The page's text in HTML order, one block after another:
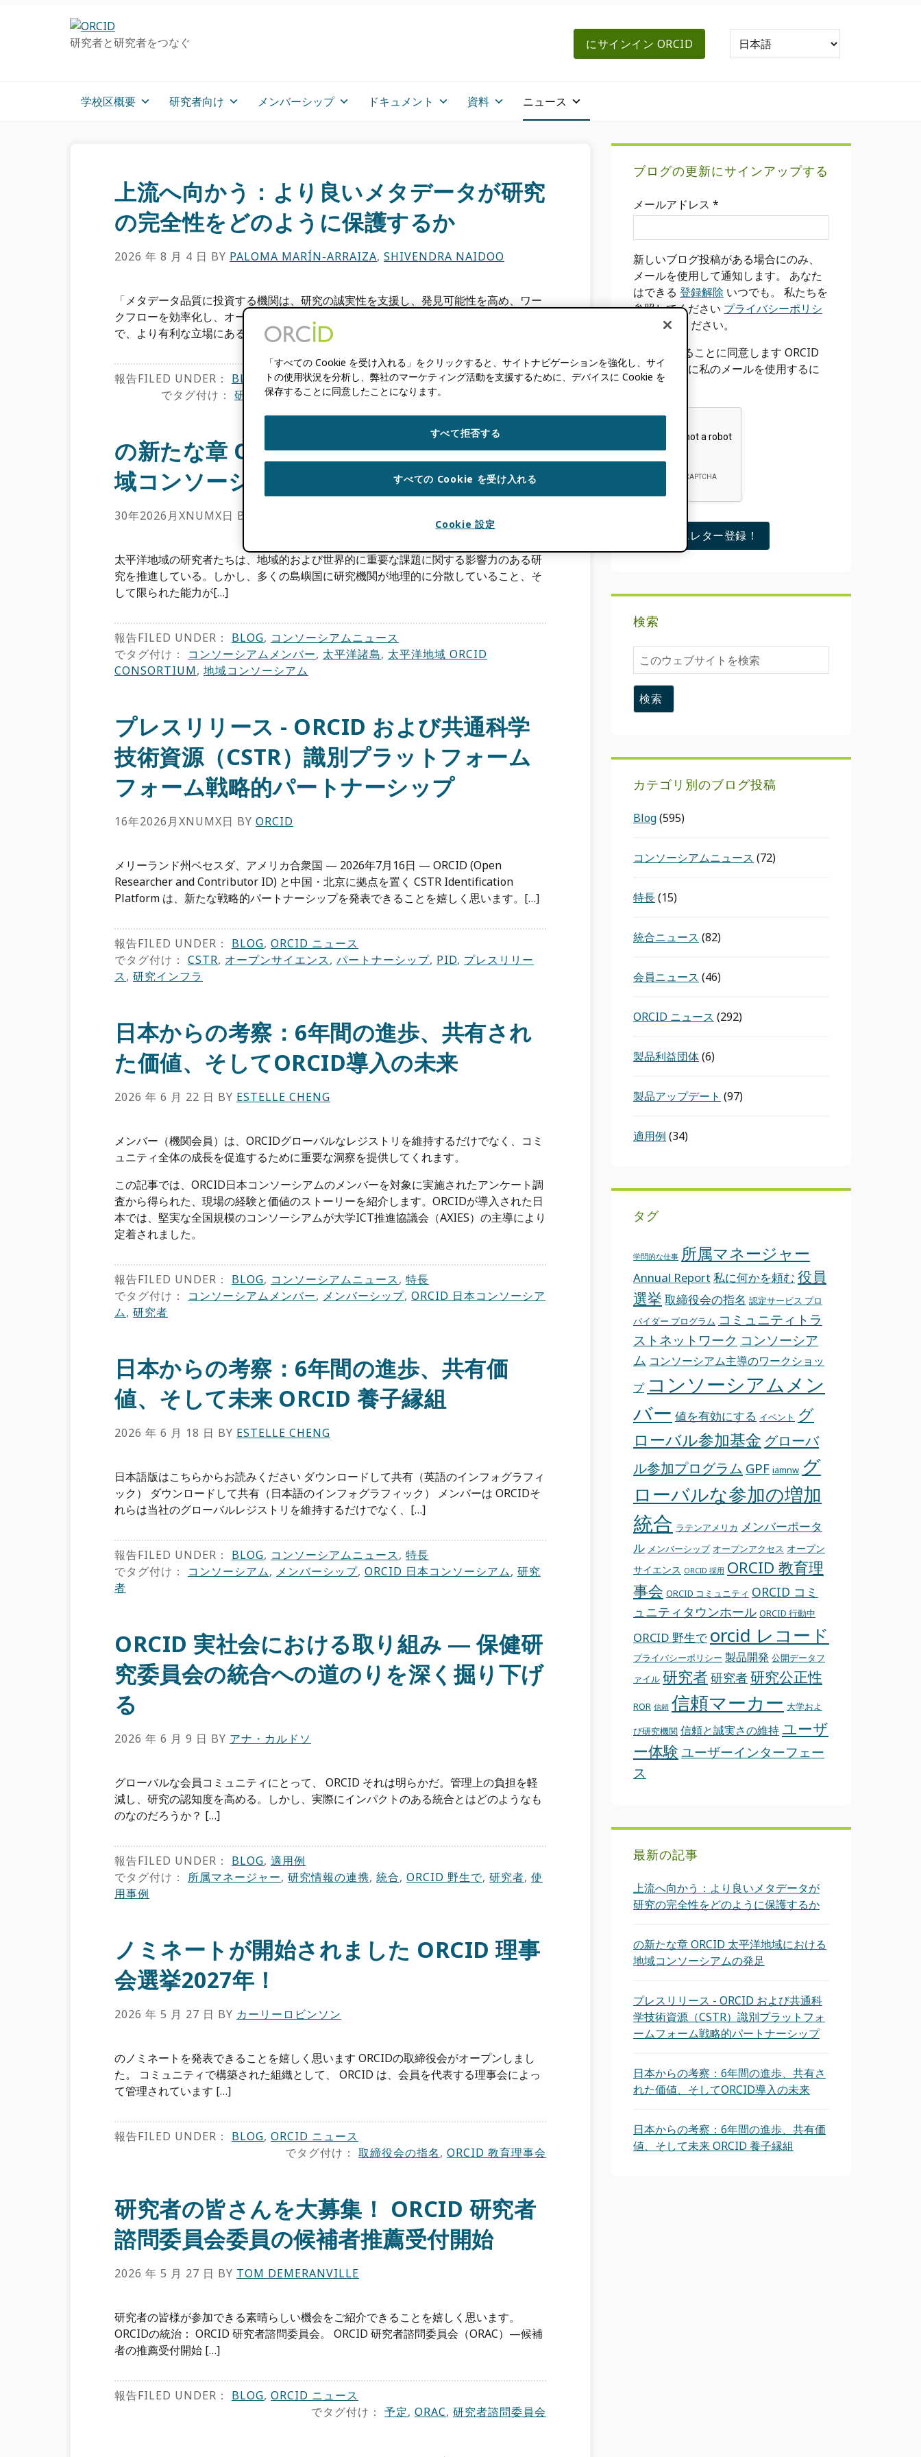
研究者と研究者をつなぐ にサインイン ORCID
学校区概要 研究者向け メンバーシップ ドキュメント 資料 ニュース
上流へ向かう：より良いメタデータが研究
の完全性をどのように保護するか
2026 年 8 月 4 日 BY PALOMA MARÍN-ARRAIZA, SHIVENDRA NAIDOO
「メタデータ品質に投資する機関は、研究の誠実性を支援し、発見可能性を高め、ワー
クフローを効率化し、オープンな学術コミュニケーションにおける役割を強化する上
で、より有利な立場にある。」 – イヴォンヌ・カンフェンス、研究の誠実性：[…]
報告FILED UNDER： BLOG ,特長,適用例
でタグ付け： 研究公正性,学術出版社,信頼マーカー,
の新たな章 ORCID 太平洋地域における地
域コンソーシアムの発足
30年2026月XNUMX日 BY
太平洋地域の研究者たちは、地域的および世界的に重要な課題に関する影響力のある研
究を推進している。しかし、多くの島嶼国に研究機関が地理的に分散していること、そ
して限られた能力が[…]
報告FILED UNDER： BLOG, コンソーシアムニュース
でタグ付け： コンソーシアムメンバー, 太平洋諸島, 太平洋地域 ORCID
CONSORTIUM, 地域コンソーシアム
プレスリリース - ORCID および共通科学
技術資源（CSTR）識別プラットフォーム
フォーム戦略的パートナーシップ
16年2026月XNUMX日 BY ORCID
メリーランド州ベセスダ、アメリカ合衆国 — 2026年7月16日 — ORCID (Open
Researcher and Contributor ID) と中国・北京に拠点を置く CSTR Identification
Platform は、新たな戦略的パートナーシップを発表できることを嬉しく思います。[…]
報告FILED UNDER： BLOG, ORCID ニュース
でタグ付け： CSTR, オープンサイエンス, パートナーシップ, PID, プレスリリー
ス, 研究インフラ
日本からの考察：6年間の進歩、共有され
た価値、そしてORCID導入の未来
2026 年 6 月 22 日 BY ESTELLE CHENG
メンバー（機関会員）は、ORCIDグローバルなレジストリを維持するだけでなく、コミ
ュニティ全体の成長を促進するために重要な洞察を提供してくれます。
この記事では、ORCID日本コンソーシアムのメンバーを対象に実施されたアンケート調
査から得られた、現場の経験と価値のストーリーを紹介します。ORCIDが導入された日
本では、堅実な全国規模のコンソーシアムが大学ICT推進協議会（AXIES）の主導により
定着されました。
報告FILED UNDER： BLOG, コンソーシアムニュース, 特長
でタグ付け： コンソーシアムメンバー, メンバーシップ, ORCID 日本コンソーシア
ム, 研究者
日本からの考察：6年間の進歩、共有価
値、そして未来 ORCID 養子縁組
2026 年 6 月 18 日 BY ESTELLE CHENG
日本語版はこちらからお読みください ダウンロードして共有（英語のインフォグラフィ
ック） ダウンロードして共有（日本語のインフォグラフィック） メンバーは ORCIDそ
れらは当社のグローバルレジストリを維持するだけでなく、[…]
報告FILED UNDER： BLOG, コンソーシアムニュース, 特長
でタグ付け： コンソーシアム, メンバーシップ, ORCID 日本コンソーシアム, 研究
者
ORCID 実社会における取り組み ― 保健研
究委員会の統合への道のりを深く掘り下げ
る
2026 年 6 月 9 日 BY アナ・カルドソ
グローバルな会員コミュニティにとって、 ORCID それは明らかだ。管理上の負担を軽
減し、研究の認知度を高める。しかし、実際にインパクトのある統合とはどのようなも
のなのだろうか？ […]
報告FILED UNDER： BLOG, 適用例
でタグ付け： 所属マネージャー, 研究情報の連携, 統合, ORCID 野生で, 研究者, 使
用事例
ノミネートが開始されました ORCID 理事
会選挙2027年！
2026 年 5 月 27 日 BY カーリーロビンソン
のノミネートを発表できることを嬉しく思います ORCIDの取締役会がオープンしまし
た。 コミュニティで構築された組織として、 ORCID は、会員を代表する理事会によっ
て管理されています […]
報告FILED UNDER： BLOG, ORCID ニュース
でタグ付け： 取締役会の指名, ORCID 教育理事会
研究者の皆さんを大募集！ ORCID 研究者
諮問委員会委員の候補者推薦受付開始
2026 年 5 月 27 日 BY TOM DEMERANVILLE
研究者の皆様が参加できる素晴らしい機会をご紹介できることを嬉しく思います。
ORCIDの統治： ORCID 研究者諮問委員会。 ORCID 研究者諮問委員会（ORAC）—候補
者の推薦受付開始 […]
報告FILED UNDER： BLOG, ORCID ニュース
でタグ付け： 予定, ORAC, 研究者諮問委員会
イ
マ
サ
ド
ブログの更新にサインアップする
メールアドレス *
新しいブログ投稿がある場合にのみ、
メールを使用して通知します。 あなた
はできる 登録解除 いつでも。 私たちを
参照してください プライバシーポリシ
をご覧ください。
許可することに同意します ORCID
上記のように私のメールを使用するに
は
検索
こ
の
ウ
ェ
を
索
カテゴリ別のブログ投稿
Blog(595)
コンソーシアムニュース (72)
特長(15)
統合ニュース (82)
会員ニュース (46)
ORCID ニュース (292)
製品利益団体(6)
製品アップデート (97)
適用例 (34)
タグ
学問的な仕事 所属マネージャー
Annual Report 私に何かを頼む 役員
選挙 取締役会の指名 認定サービス プロ
バイダー プログラム コミュニティトラ
ストネットワーク コンソーシア
ム コンソーシアム主導のワークショッ
プ コンソーシアムメン
バー 値を有効にする イベント グ
ローバル参加基金 グローバ
ル参加プログラム GPF iamnw グ
ローバルな参加の増加
統合 ラテンアメリカ メンバーポータ
ル メンバーシップ オープンアクセス オープン
サイエンス ORCID 採用 ORCID 教育理
事会 ORCID コミュニティ ORCID コミ
ュニティタウンホール ORCID 行動中
ORCID 野生で orcid レコード
プライバシーポリシー 製品開発 公開データフ
ァイル 研究者 研究者研究公正性
ROR 信頼 信頼マーカー 大学およ
び研究機関 信頼と誠実さの維持ユーザ
ー体験ユーザーインターフェー
ス
最新の記事
上流へ向かう：より良いメタデータが
研究の完全性をどのように保護するか
の新たな章 ORCID 太平洋地域における
地域コンソーシアムの発足
プレスリリース - ORCID および共通科
学技術資源（CSTR）識別プラットフォ
ームフォーム戦略的パートナーシップ
日本からの考察：6年間の進歩、共有さ
れた価値、そしてORCID導入の未来
日本からの考察：6年間の進歩、共有価
値、そして未来 ORCID 養子縁組
「すべての Cookie を受け入れる」をクリックすると、サイトナビゲーションを強化し、サイ
トの使用状況を分析し、弊社のマーケティング活動を支援するために、デバイスに Cookie を
保存することに同意したことになります。
すべて拒否する
すべての Cookie を受け入れる
Cookie 設定